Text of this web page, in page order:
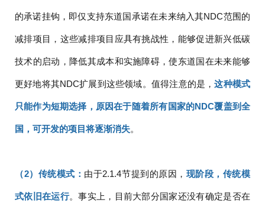
的承诺挂钩，即仅支持东道国承诺在未来纳入其NDC范围的
减排项目，这些减排项目应具有挑战性，能够促进新兴低碳
技术的启动，降低其成本和实施障碍，使东道国在未来能够
更好地将其NDC扩展到这些领域。值得注意的是，这种模式
只能作为短期选择，原因在于随着所有国家的NDC覆盖到全
国，可开发的项目将逐渐消失。
（2）传统模式： 由于2.1.4节提到的原因， 现阶段，传统模
式依旧在运行。事实上，目前大部分国家还没有确定是否在